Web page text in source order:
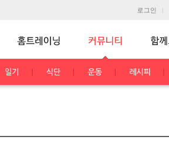
로그인
일기 식단 운동 레시피